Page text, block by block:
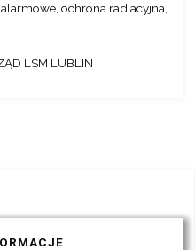
ochrona radiacyjna,
LSM LUBLIN